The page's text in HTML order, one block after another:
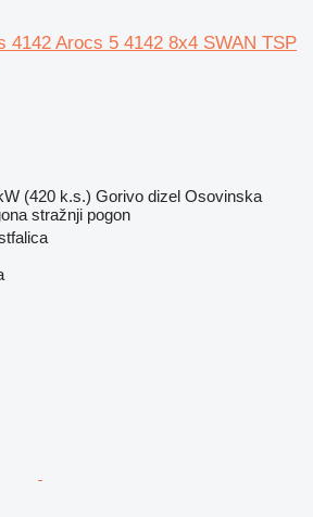
4142 Arocs 5 4142 8x4 SWAN TSP
(420 k.s.) Gorivo dizel Osovinska
stražnji pogon